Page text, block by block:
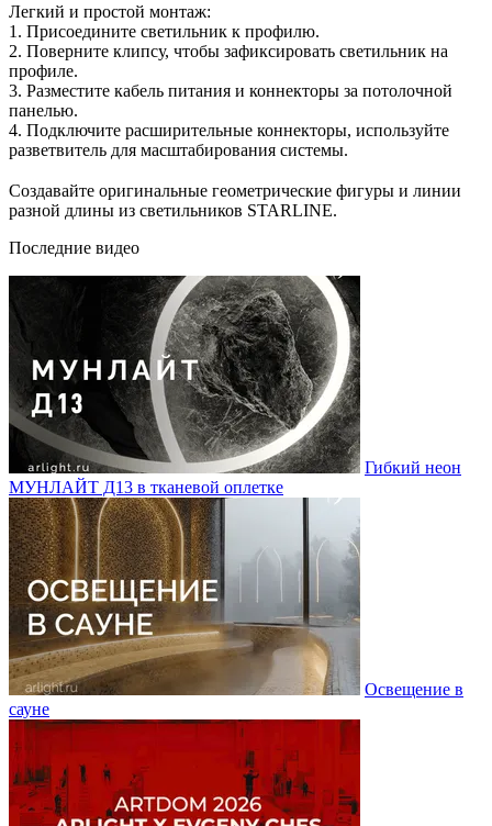
Легкий и простой монтаж:
1. Присоедините светильник к профилю.
2. Поверните клипсу, чтобы зафиксировать светильник на
профиле.
3. Разместите кабель питания и коннекторы за потолочной
панелью.
4. Подключите расширительные коннекторы, используйте
разветвитель для масштабирования системы.
Создавайте оригинальные геометрические фигуры и линии
разной длины из светильников STARLINE.
Последние видео
Гибкий неон
МУНЛАЙТ Д13 в тканевой оплетке
Освещение в
сауне